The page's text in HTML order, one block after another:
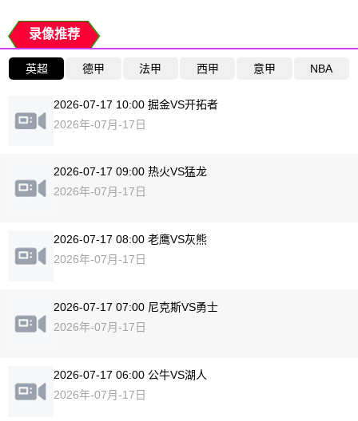
录像推荐
英超 德甲 法甲 西甲 意甲 NBA
2026-07-17 10:00 掘金VS开拓者
2026年-07月-17日
2026-07-17 09:00 热火VS猛龙
2026年-07月-17日
2026-07-17 08:00 老鹰VS灰熊
2026年-07月-17日
2026-07-17 07:00 尼克斯VS勇士
2026年-07月-17日
2026-07-17 06:00 公牛VS湖人
2026年-07月-17日